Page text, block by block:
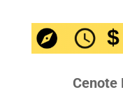
Cenote